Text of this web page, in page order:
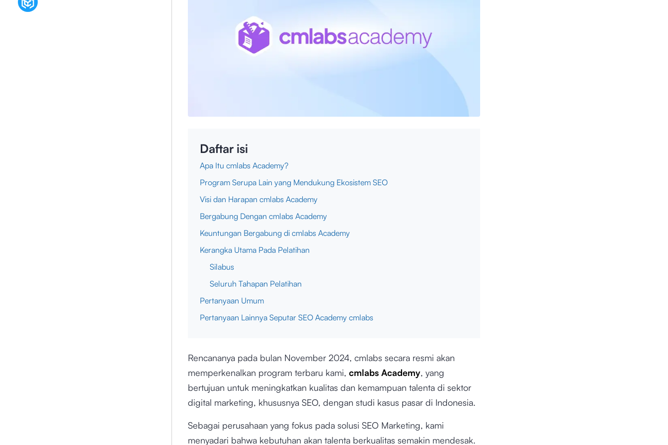
Daftar isi
Apa Itu cmlabs Academy?
Program Serupa Lain yang Mendukung Ekosistem SEO
Visi dan Harapan cmlabs Academy
Bergabung Dengan cmlabs Academy
Keuntungan Bergabung di cmlabs Academy
Kerangka Utama Pada Pelatihan
Silabus
Seluruh Tahapan Pelatihan
Pertanyaan Umum
Pertanyaan Lainnya Seputar SEO Academy cmlabs
Rencananya pada bulan November 2024, cmlabs secara resmi akan
memperkenalkan program terbaru kami, cmlabs Academy, yang
bertujuan untuk meningkatkan kualitas dan kemampuan talenta di sektor
digital marketing, khususnya SEO, dengan studi kasus pasar di Indonesia.
Sebagai perusahaan yang fokus pada solusi SEO Marketing, kami
menyadari bahwa kebutuhan akan talenta berkualitas semakin mendesak.